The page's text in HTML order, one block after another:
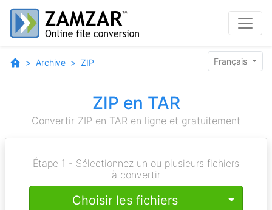
Archive ZIP Français
ZIP en TAR
Convertir ZIP en TAR en ligne et gratuitement
Étape 1 - Sélectionnez un ou plusieurs fichiers
à convertir
Choisir les fichiers Toggle